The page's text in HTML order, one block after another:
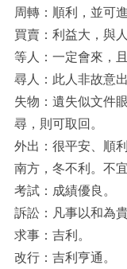
周轉：順利，並可
買賣：利益大，與
等人：一定會來，
尋人：此人非故意
失物：遺失似文件
尋，則可取回。
外出：很平安、順
南方，冬不利。不宜
考試：成績優良。
訴訟：凡事以和為貴
求事：吉利。
改行：吉利亨通。